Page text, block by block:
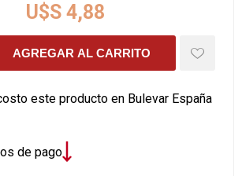
U$S 4,88
AGREGAR AL CARRITO
este producto en Bulevar España
de pago